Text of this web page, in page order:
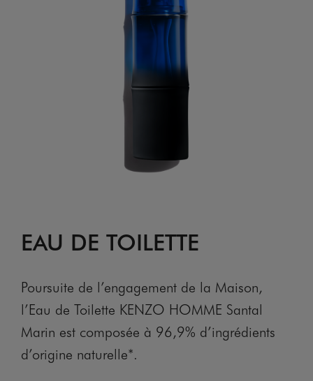
EAU DE TOILETTE
Poursuite de l’engagement de la Maison,
l’Eau de Toilette KENZO HOMME Santal
Marin est composée à 96,9% d’ingrédients
d’origine naturelle*.